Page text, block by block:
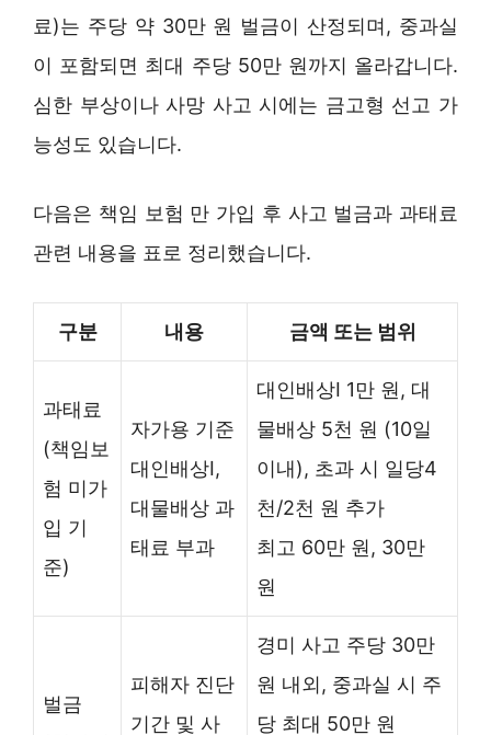
료)는 주당 약 30만 원 벌금이 산정되며, 중과실
이 포함되면 최대 주당 50만 원까지 올라갑니다.
심한 부상이나 사망 사고 시에는 금고형 선고 가
능성도 있습니다.
다음은 책임 보험 만 가입 후 사고 벌금과 과태료
관련 내용을 표로 정리했습니다.
구분 내용 금액 또는 범위
과태료
(책임보
험 미가
입 기
준)
자가용 기준
대인배상I,
대물배상 과
태료 부과
대인배상I 1만 원, 대
물배상 5천 원 (10일
이내), 초과 시 일당4
천/2천 원 추가
최고 60만 원, 30만
원
벌금
피해자 진단
기간 및 사
경미 사고 주당 30만
원 내외, 중과실 시 주
당 최대 50만 원